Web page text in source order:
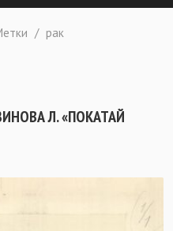
/ рак
Л. «ПОКАТАЙ